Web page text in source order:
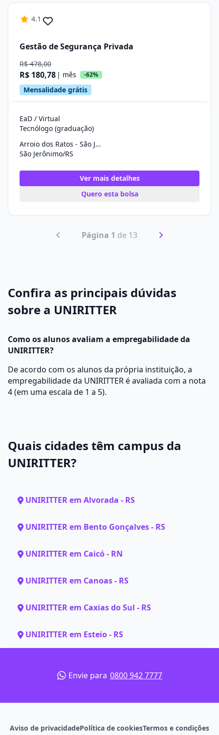
4.1
Gestão de Segurança Privada
R$ 478,00
R$ 180,78 | mês -62%
Mensalidade grátis
EaD / Virtual
Tecnólogo (graduação)
Arroio dos Ratos - São Jerônimo
São Jerônimo/RS
Ver mais detalhes
Quero esta bolsa
Página 1 de 13
Confira as principais dúvidas
sobre a UNIRITTER
Como os alunos avaliam a empregabilidade da
UNIRITTER?
De acordo com os alunos da própria instituição, a
empregabilidade da UNIRITTER é avaliada com a nota
4 (em uma escala de 1 a 5).
Quais cidades têm campus da
UNIRITTER?
UNIRITTER em Alvorada - RS
UNIRITTER em Bento Gonçalves - RS
UNIRITTER em Caicó - RN
UNIRITTER em Canoas - RS
UNIRITTER em Caxias do Sul - RS
UNIRITTER em Esteio - RS
Envie para 0800 942 7777
Aviso de privacidadePolítica de cookiesTermos e condições